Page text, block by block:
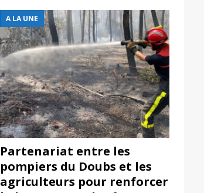
A LA UNE
Partenariat entre les
pompiers du Doubs et les
agriculteurs pour renforcer